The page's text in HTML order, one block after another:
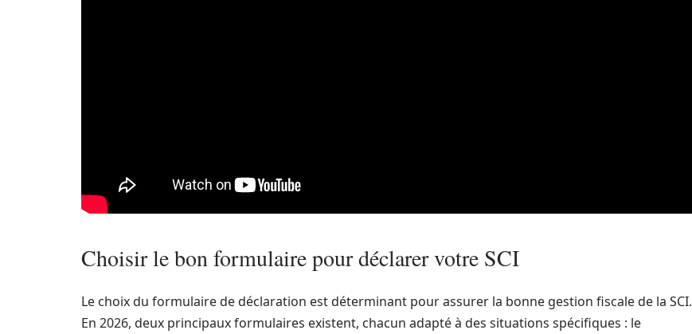
Choisir le bon formulaire pour déclarer votre SCI
Le choix du formulaire de déclaration est déterminant pour assurer la bonne gestion fiscale de la SCI.
En 2026, deux principaux formulaires existent, chacun adapté à des situations spécifiques : le